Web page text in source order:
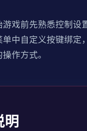
游戏前先熟悉控制设
单中自定义按键绑定
作方式。
明